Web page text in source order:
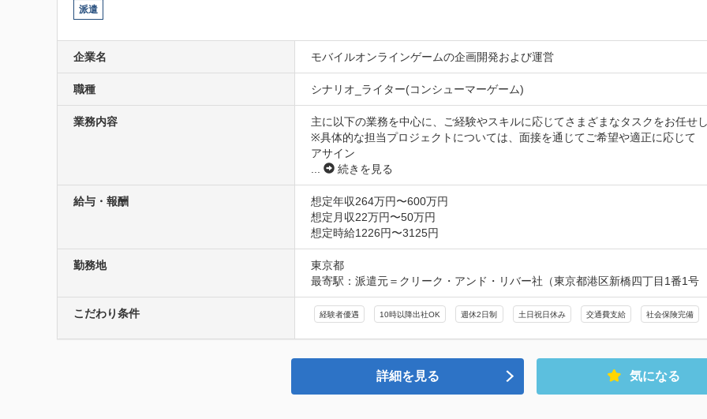
派遣
企業名 モバイルオンラインゲームの企画開発および運営
職種 シナリオ_ライター(コンシューマーゲーム)
業務内容
主に以下の業務を中心に、ご経験やスキルに応じてさまざまなタスクをお任せし
※具体的な担当プロジェクトについては、面接を通じてご希望や適正に応じて
アサイン
続きを見る
給与・報酬
想定年収264万円〜600万円
想定月収22万円〜50万円
想定時給1226円〜3125円
勤務地
東京都
最寄駅：派遣元＝クリーク・アンド・リバー社（東京都港区新橋四丁目1番1号
こだわり条件 経験者優遇 10時以降出社OK 週休2日制 土日祝日休み 交通費支給 社会保険完備
詳細を見る 気になる